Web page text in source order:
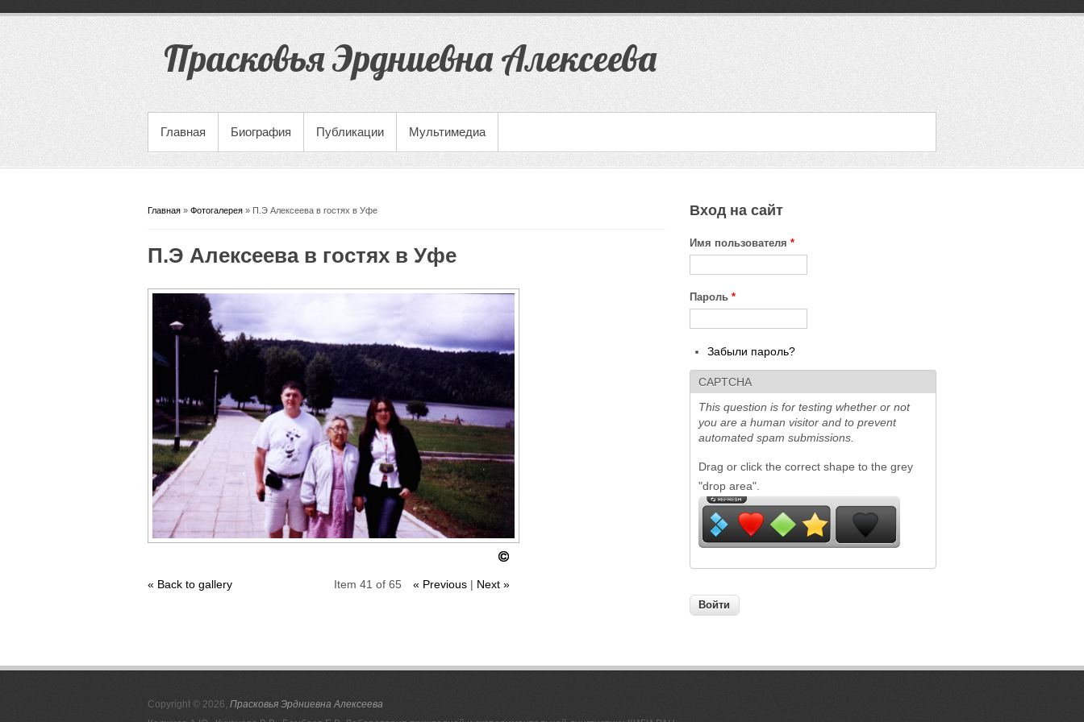
Прасковья Эрдниевна Алексеева
Главная Биография Публикации Мультимедиа
Вы здесь
Главная » Фотогалерея » П.Э Алексеева в гостях в Уфе
П.Э Алексеева в гостях в Уфе
« Back to gallery Item 41 of 65 « Previous | Next »
Вход на сайт
Имя пользователя *
Пароль *
Забыли пароль?
CAPTCHA
This question is for testing whether or not
you are a human visitor and to prevent
automated spam submissions.
Drag or click the correct shape to the grey
"drop area".
Copyright © 2026, Прасковья Эрдниевна Алексеева